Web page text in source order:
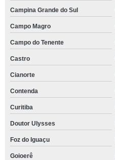
Campina Grande do Sul
Campo Magro
Campo do Tenente
Castro
Cianorte
Contenda
Curitiba
Doutor Ulysses
Foz do Iguaçu
Goioerê